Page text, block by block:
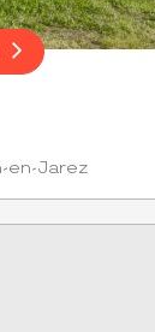
en-Jarez